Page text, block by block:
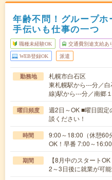
年齢不問！グループ
手伝いも仕事の一つ
職種未経験OK 交通費別途支給あ
WEB登録OK 派遣
勤務地
札幌市白石区
東札幌駅から---分／
線)駅から---分／南郷
曜日頻度
週2日～OK ■曜日固定
談ください！
時間
9:00～18:00（休憩60
OK！早番 7:00～
期間
【8月中のスタート
2～3日後に就業が可能